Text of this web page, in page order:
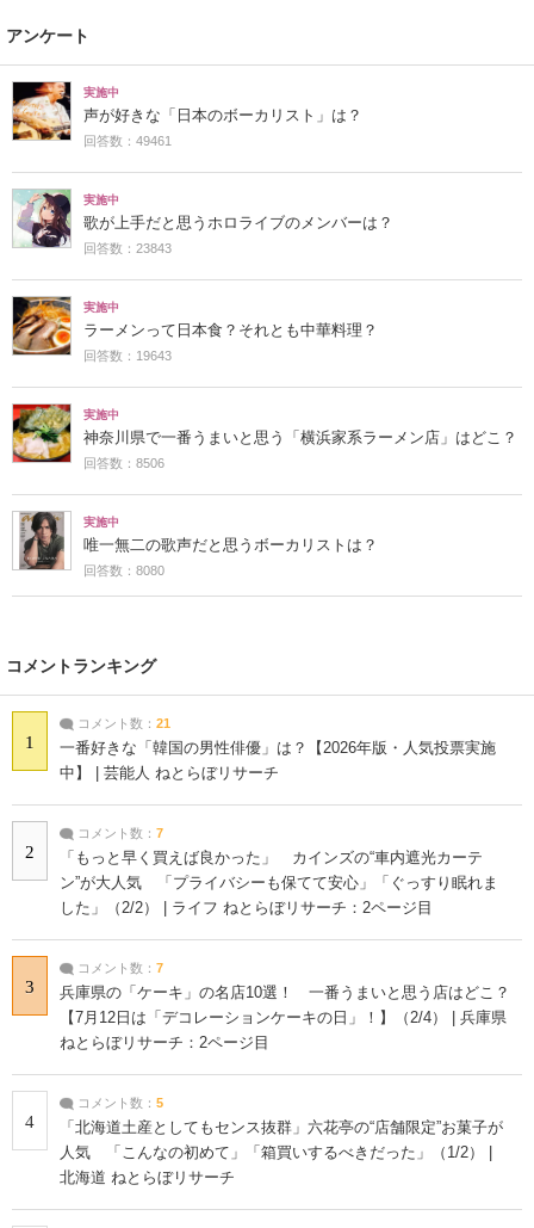
アンケート
実施中
声が好きな「日本のボーカリスト」は？
回答数：49461
実施中
歌が上手だと思うホロライブのメンバーは？
回答数：23843
実施中
ラーメンって日本食？それとも中華料理？
回答数：19643
実施中
神奈川県で一番うまいと思う「横浜家系ラーメン店」はどこ？
回答数：8506
実施中
唯一無二の歌声だと思うボーカリストは？
回答数：8080
コメントランキング
1
コメント数： 21
一番好きな「韓国の男性俳優」は？【2026年版・人気投票実施
中】 | 芸能人 ねとらぼリサーチ
2
コメント数： 7
「もっと早く買えば良かった」 カインズの“車内遮光カーテ
ン”が大人気 「プライバシーも保てて安心」「ぐっすり眠れま
した」（2/2） | ライフ ねとらぼリサーチ：2ページ目
3
コメント数： 7
兵庫県の「ケーキ」の名店10選！ 一番うまいと思う店はどこ？
【7月12日は「デコレーションケーキの日」！】（2/4） | 兵庫県
ねとらぼリサーチ：2ページ目
4
コメント数： 5
「北海道土産としてもセンス抜群」六花亭の“店舗限定”お菓子が
人気 「こんなの初めて」「箱買いするべきだった」（1/2） |
北海道 ねとらぼリサーチ